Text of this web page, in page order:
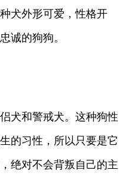
犬外形可爱，性格开
诚的狗狗。
犬和警戒犬。这种狗性
的习性，所以只要是它
绝对不会背叛自己的主